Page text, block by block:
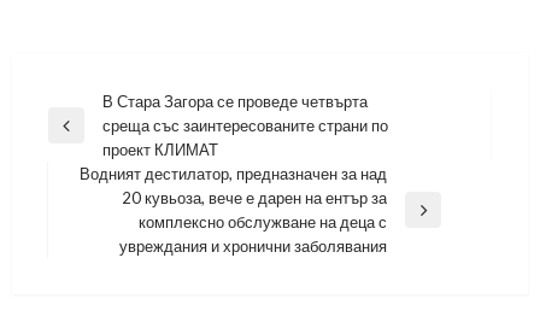
Навигация
Previous
В Стара Загора се проведе четвърта
среща със заинтересованите страни по
проект КЛИМАТ
Водният дестилатор, предназначен за над
20 кувьоза, вече е дарен на ентър за
комплексно обслужване на деца с
увреждания и хронични заболявания